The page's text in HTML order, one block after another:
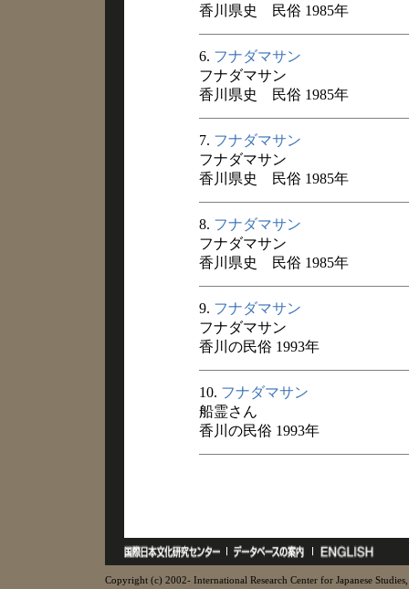
香川県史 民俗 1985年
6. フナダマサン
フナダマサン
香川県史 民俗 1985年
7. フナダマサン
フナダマサン
香川県史 民俗 1985年
8. フナダマサン
フナダマサン
香川県史 民俗 1985年
9. フナダマサン
フナダマサン
香川の民俗 1993年
10. フナダマサン
船霊さん
香川の民俗 1993年
Copyright (c) 2002- International Research Center for Japanese